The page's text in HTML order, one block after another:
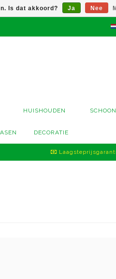
HUISHOUDEN
DECORATIE
Is dat akkoord? Ja Nee